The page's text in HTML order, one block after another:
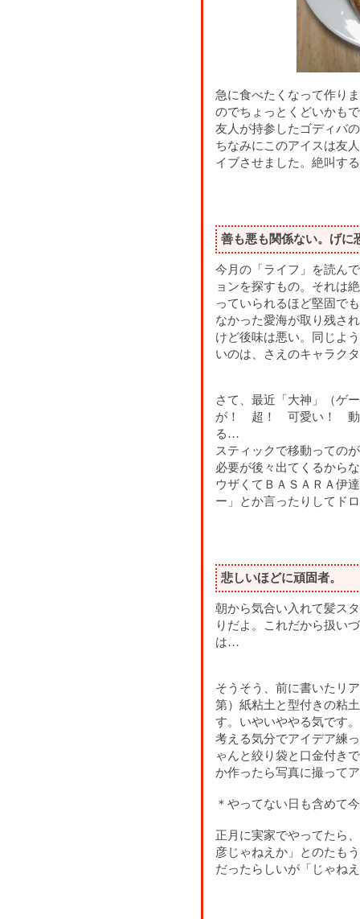
急に食べたくなって作り
のでちょっとくどいかも
友人が持参したゴディバ
ちなみにこのアイスは友
イブさせました。絶叫す
善も悪も関係ない。げに
今月の「ライフ」を読ん
ョンを探すもの。それは
っていられるほど堅固で
なかった愛海が取り残さ
けど後味は悪い。同じよ
いのは、さえのキャラク
さて、最近「大神」（ゲ
が！ 超！ 可愛い！ 動
る…
スティックで移動っての
必要が後々出てくるから
ウザくてＢＡＳＡＲＡ伊
ー」とか言ったりしてド
悲しいほどに頑固者。
朝から気合い入れて髪ス
りだよ。これだから扱い
は…
そうそう、前に書いたリ
第）紙粘土と型付きの粘
す。いやいややる気です
考える気分でアイデア練
ゃんと絞り袋と口金付き
か作ったら写真に撮って
＊やってない日も含めて
正月に実家でやってたら
彦じゃねえか」とのたも
だったらしいが「じゃね